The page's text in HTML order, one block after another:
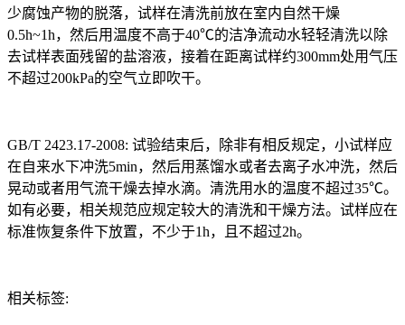
少腐蚀产物的脱落，试样在清洗前放在室内自然干燥
0.5h~1h，然后用温度不高于40℃的洁净流动水轻轻清洗以除
去试样表面残留的盐溶液，接着在距离试样约300mm处用气压
不超过200kPa的空气立即吹干。
GB/T 2423.17-2008: 试验结束后，除非有相反规定，小试样应
在自来水下冲洗5min，然后用蒸馏水或者去离子水冲洗，然后
晃动或者用气流干燥去掉水滴。清洗用水的温度不超过35℃。
如有必要，相关规范应规定较大的清洗和干燥方法。试样应在
标准恢复条件下放置，不少于1h，且不超过2h。
相关标签: